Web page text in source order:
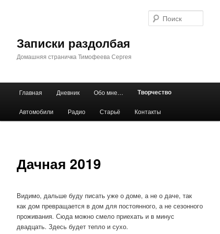
Записки раздолбая
Домашняя страничка Тимофеева Сергея
Главная Дневник Обо мне… Творчество
Автомобили Радио Старьё Контакты
Дачная 2019
Видимо, дальше буду писать уже о доме, а не о даче, так
как дом превращается в дом для постоянного, а не сезонного
проживания. Сюда можно смело приехать и в минус
двадцать. Здесь будет тепло и сухо.